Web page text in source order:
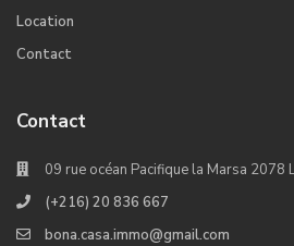
Location
Contact
Contact
09 rue océan Pacifique la Marsa 2078
(+216) 20 836 667
bona.casa.immo@gmail.com